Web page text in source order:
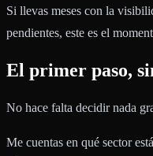
Si llevas meses con la
pendientes, este es el
El primer paso,
No hace falta decidir nada
Me cuentas en qué sector